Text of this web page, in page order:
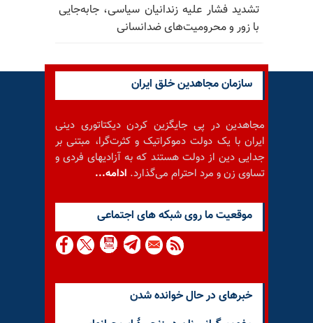
تشدید فشار علیه زندانیان سیاسی، جابه‌جایی
با زور و محرومیت‌های ضدانسانی
سازمان مجاهدین خلق ایران
مجاهدین در پی جایگزین کردن دیکتاتوری دینی
ایران با یک دولت دموکراتیک و کثرت‌گرا، مبتنی بر
جدایی دین از دولت هستند که به آزادیهای فردی و
تساوی زن و مرد احترام می‌گذارد. ادامه...
موقعيت ما روى شبكه هاى اجتماعى
خبرهای در حال خوانده شدن